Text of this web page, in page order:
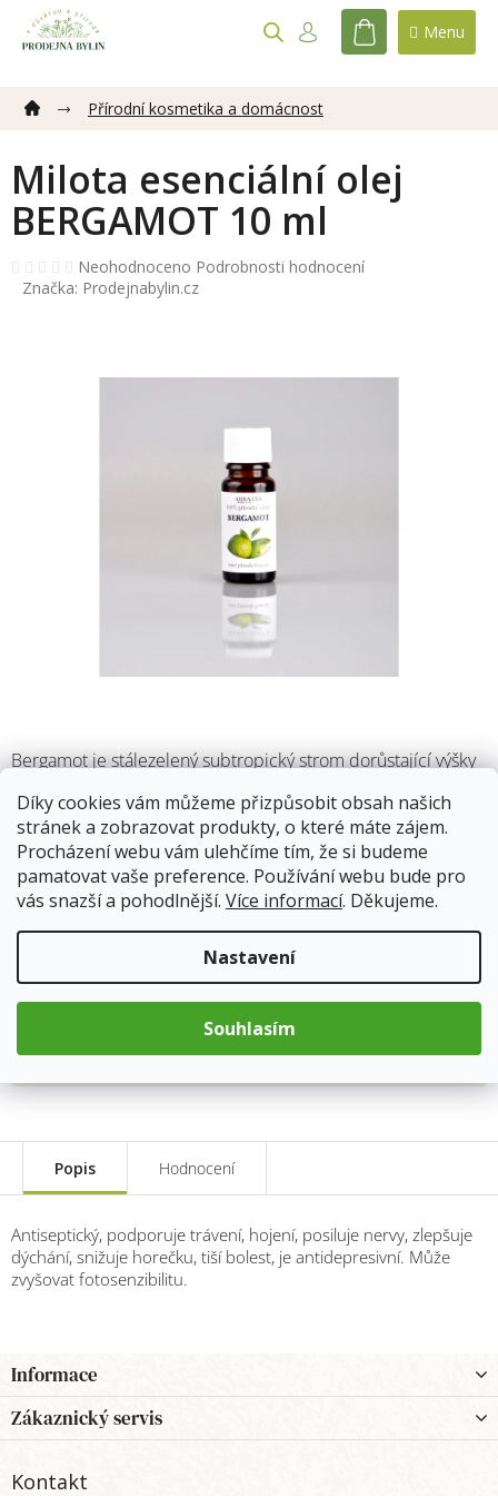
Díky cookies vám můžeme přizpůsobit obsah našich
stránek a zobrazovat produkty, o které máte zájem.
Procházení webu vám ulehčíme tím, že si budeme
pamatovat vaše preference. Používání webu bude pro
vás snazší a pohodlnější. Více informací. Děkujeme.
Nastavení
Souhlasím
obsah
NÁKUPNÍ
Přírodní kosmetika a domácnost
Milota esenciální olej
BERGAMOT 10 ml
Průměrné
hodnocení
Neohodnoceno Podrobnosti hodnocení
Značka: Prodejnabylin.cz
Skladem 12.8.2026
Bergamot je stálezelený subtropický strom dorůstající výšky
Významné jsou jeho plody, mají hruškovitý tvar, světle žlutou
barvu s lehce kyselou chutí a s výraznou vůní.
Doprava od 59Kč
89 Kč
Měrná
cena:
Přidat do košíku
Popis Hodnocení
Antiseptický, podporuje trávení, hojení, posiluje nervy, zlepšuje
dýchání, snižuje horečku, tiší bolest, je antidepresivní. Může
zvyšovat fotosenzibilitu.
á
p
a
Informace
Zákaznický servis
Kontakt